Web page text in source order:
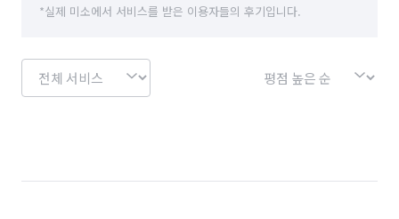
*실제 미소에서 서비스를 받은 이용자들의 후기입니다.